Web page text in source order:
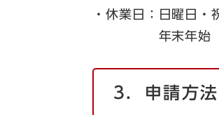
・休業日：日曜日・
年末年始（1月
3．申請方法